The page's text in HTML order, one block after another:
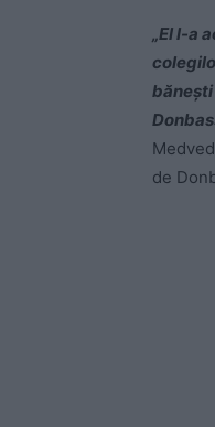
„El l-a
bănești
de